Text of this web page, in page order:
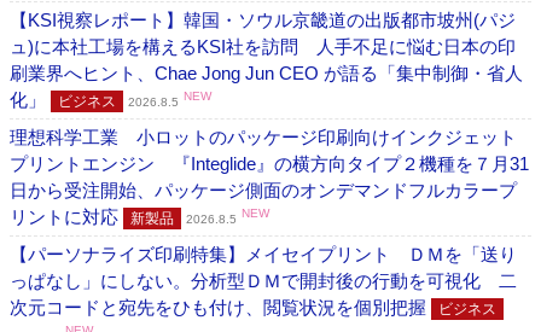
【KSI視察レポート】韓国・ソウル京畿道の出版都市坡州(パジ
ュ)に本社工場を構えるKSI社を訪問 人手不足に悩む日本の印
刷業界へヒント、Chae Jong Jun CEO が語る「集中制御・省人
化」
ビジネス 2026.8.5 NEW
理想科学工業 小ロットのパッケージ印刷向けインクジェット
プリントエンジン 『Integlide』の横方向タイプ２機種を７月31
日から受注開始、パッケージ側面のオンデマンドフルカラープ
リントに対応
新製品 2026.8.5 NEW
【パーソナライズ印刷特集】メイセイプリント ＤＭを「送り
っぱなし」にしない。分析型ＤＭで開封後の行動を可視化 二
次元コードと宛先をひも付け、閲覧状況を個別把握
ビジネス